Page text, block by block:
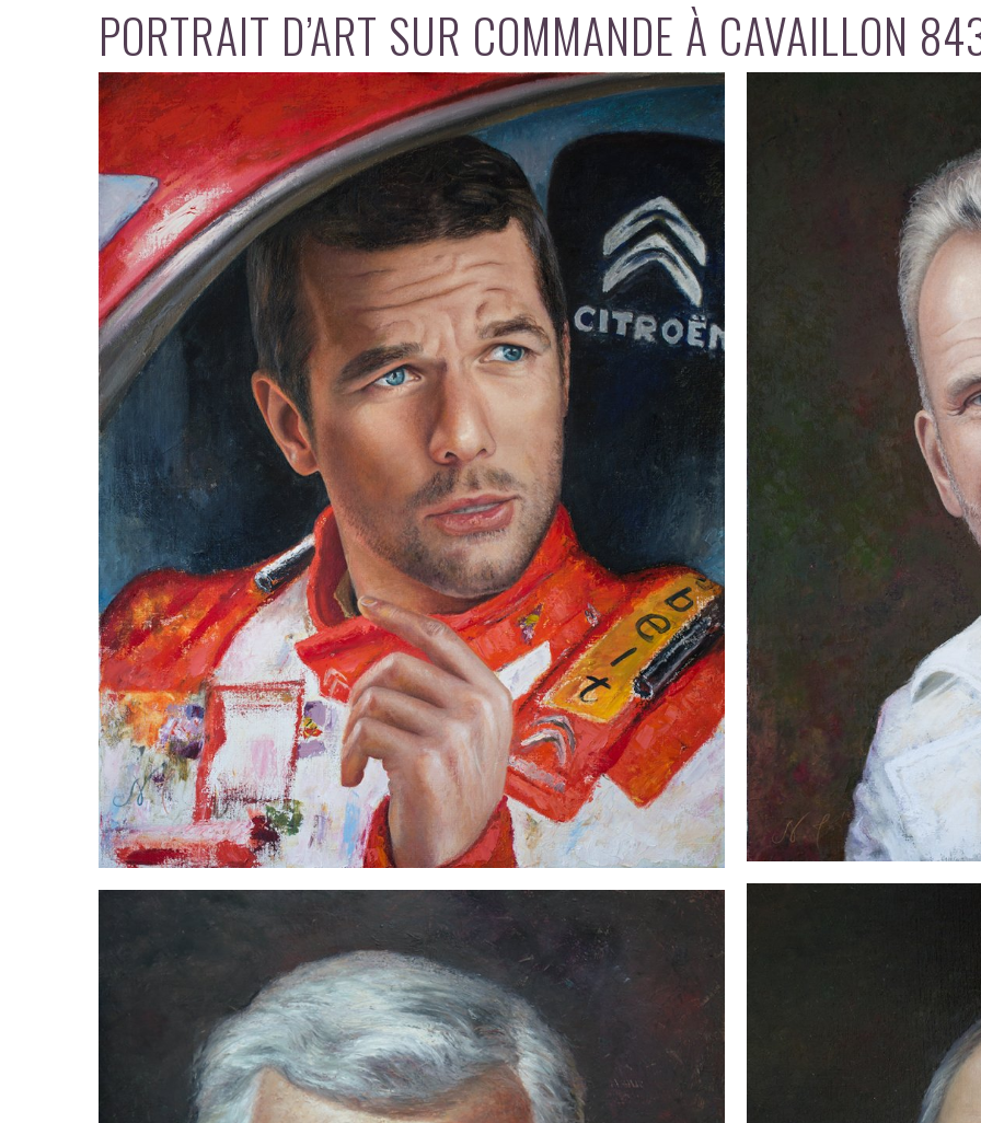
PORTRAIT D’ART SUR COMMANDE À CAVAILLON